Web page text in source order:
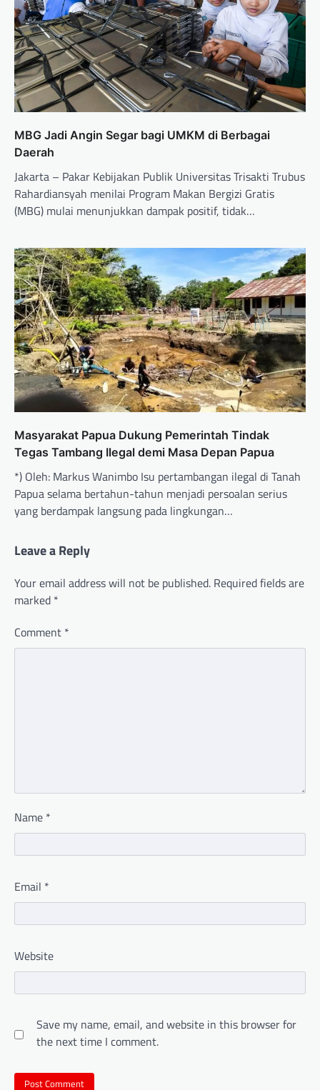
MBG Jadi Angin Segar bagi UMKM di Berbagai
Daerah
Jakarta – Pakar Kebijakan Publik Universitas Trisakti Trubus
Rahardiansyah menilai Program Makan Bergizi Gratis
(MBG) mulai menunjukkan dampak positif, tidak…
Masyarakat Papua Dukung Pemerintah Tindak
Tegas Tambang Ilegal demi Masa Depan Papua
*) Oleh: Markus Wanimbo Isu pertambangan ilegal di Tanah
Papua selama bertahun-tahun menjadi persoalan serius
yang berdampak langsung pada lingkungan…
Leave a Reply
Your email address will not be published. Required fields are
marked *
Comment *
Name *
Email *
Website
Save my name, email, and website in this browser for
the next time I comment.